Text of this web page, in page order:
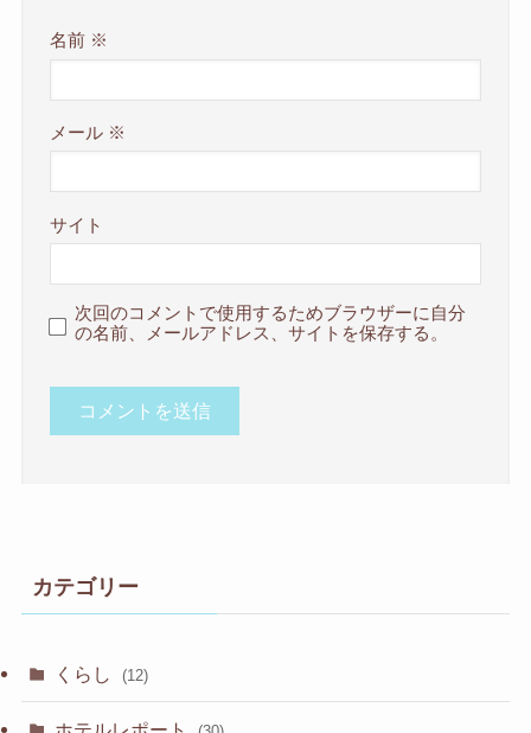
名前 ※
メール ※
サイト
次回のコメントで使用するためブラウザーに自分
の名前、メールアドレス、サイトを保存する。
カテゴリー
くらし (12)